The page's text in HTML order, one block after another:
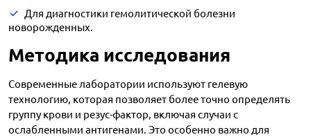
Для диагностики гемолитической болезни
новорожденных.
Методика исследования
Современные лаборатории используют гелевую
технологию, которая позволяет более точно определять
группу крови и резус-фактор, включая случаи с
ослабленными антигенами. Это особенно важно для